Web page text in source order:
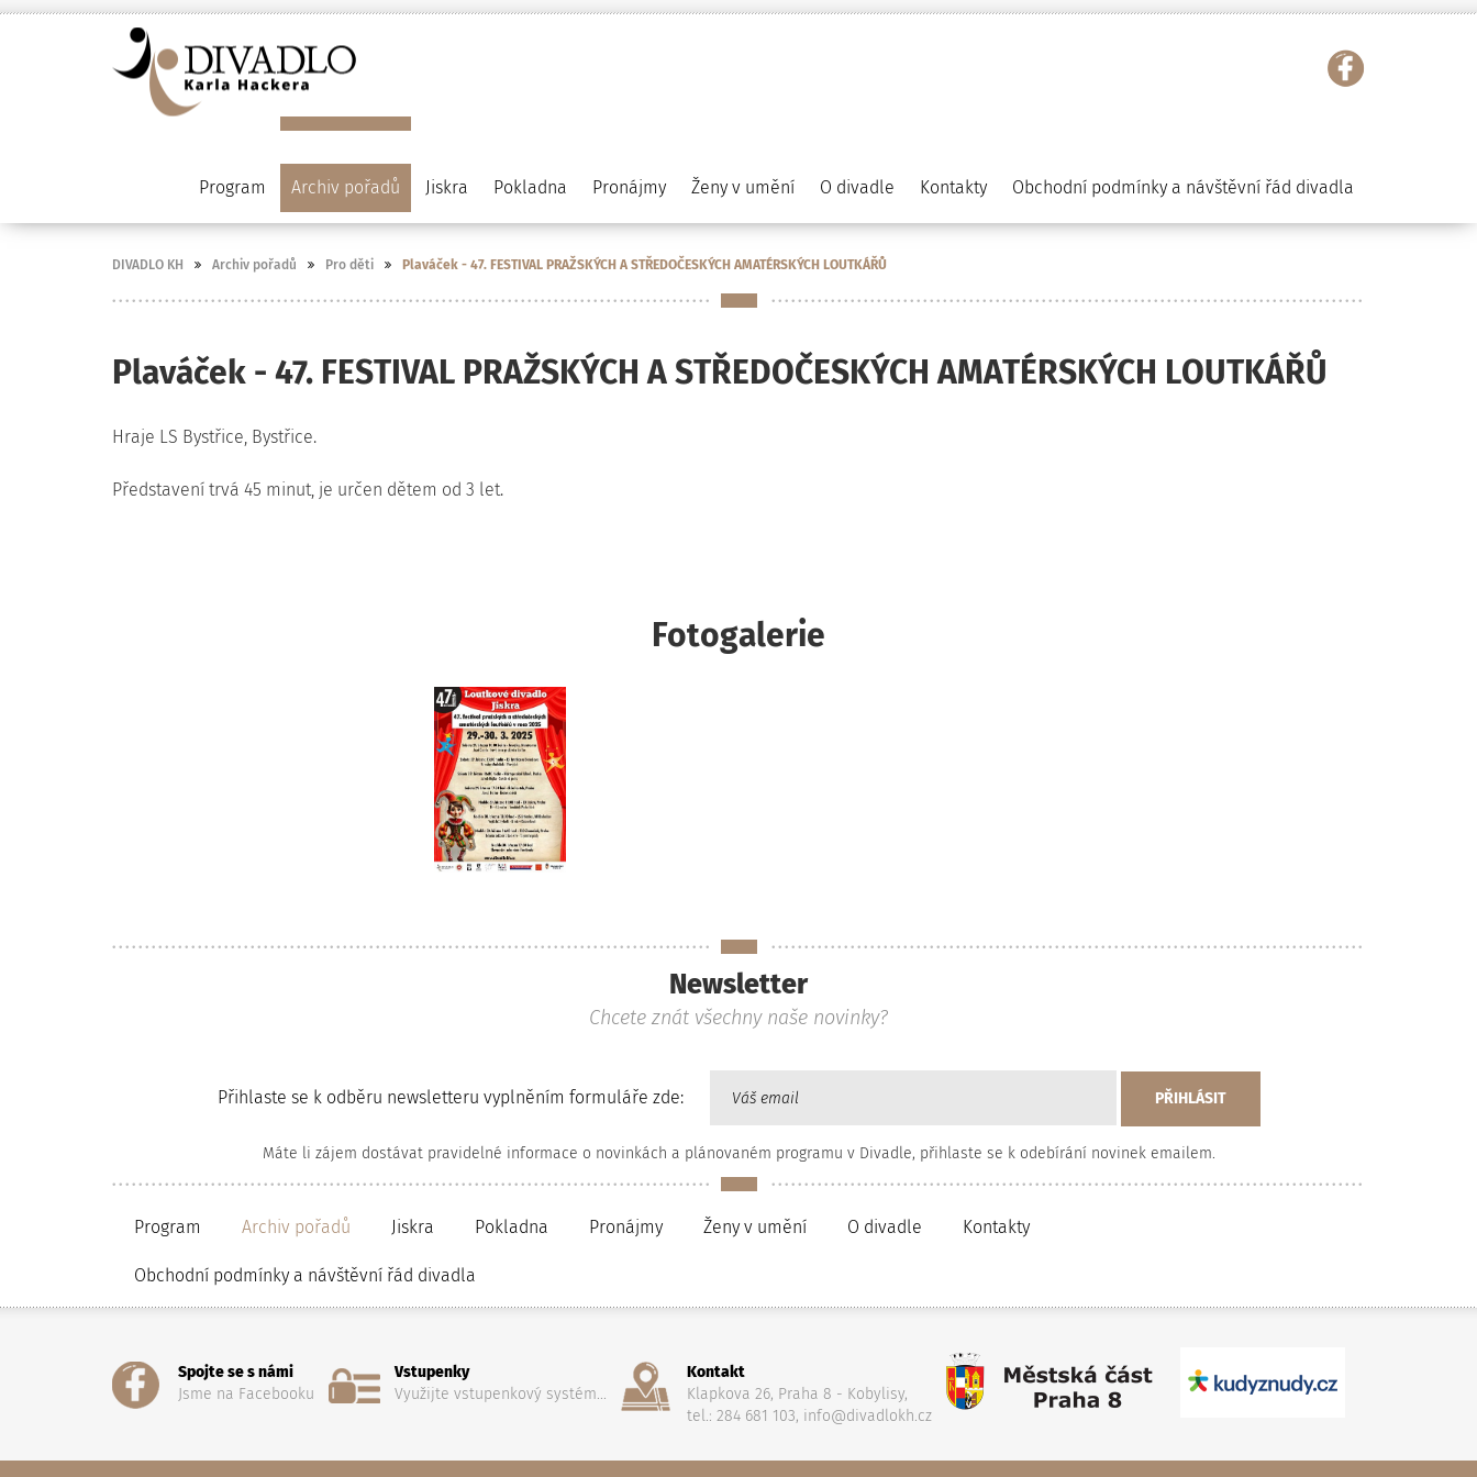
Program Archiv pořadů Jiskra Pokladna Pronájmy Ženy v umění O divadle Kontakty Obchodní podmínky a návštěvní řád divadla
DIVADLO KH Archiv pořadů Pro děti Plaváček - 47. FESTIVAL PRAŽSKÝCH A STŘEDOČESKÝCH AMATÉRSKÝCH LOUTKÁŘŮ
Plaváček - 47. FESTIVAL PRAŽSKÝCH A STŘEDOČESKÝCH AMATÉRSKÝCH LOUTKÁŘŮ
Hraje LS Bystřice, Bystřice.
Představení trvá 45 minut, je určen dětem od 3 let.
Fotogalerie
Newsletter
Chcete znát všechny naše novinky?
Přihlaste se k odběru newsletteru vyplněním formuláře zde:
Máte li zájem dostávat pravidelné informace o novinkách a plánovaném programu v Divadle, přihlaste se k odebírání novinek emailem.
Program Archiv pořadů Jiskra Pokladna Pronájmy Ženy v umění O divadle Kontakty
Obchodní podmínky a návštěvní řád divadla
Spojte se s námi
Jsme na Facebooku
Vstupenky
Využijte vstupenkový systém...
Kontakt
Klapkova 26, Praha 8 - Kobylisy,
tel.: 284 681 103, info@divadlokh.cz